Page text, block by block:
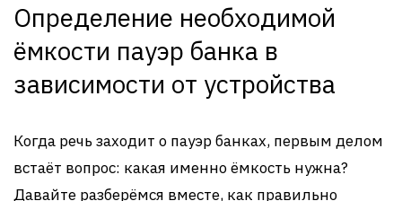
Определение необходимой
ёмкости пауэр банка в
зависимости от устройства
Когда речь заходит о пауэр банках, первым делом
встаёт вопрос: какая именно ёмкость нужна?
Давайте разберёмся вместе, как правильно